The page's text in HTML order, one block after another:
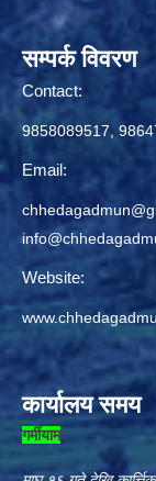
सम्पर्क विवरण
Contact:
9858089517,
Email:
Website:
कार्यालय समय
गर्मीयाम